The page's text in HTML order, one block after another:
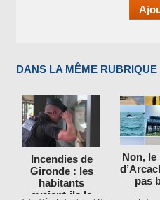
DANS LA MÊME RUBRIQUE
Incendies de
Gironde : les
habitants
avaient-ils le
Non, le
pas